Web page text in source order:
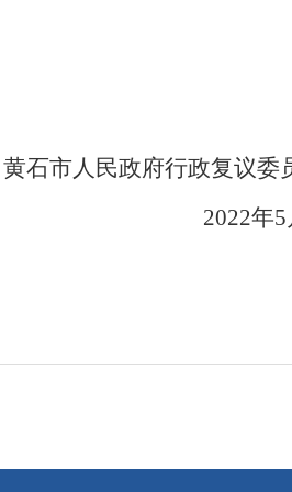
黄石市人民政府行政复议委
2022